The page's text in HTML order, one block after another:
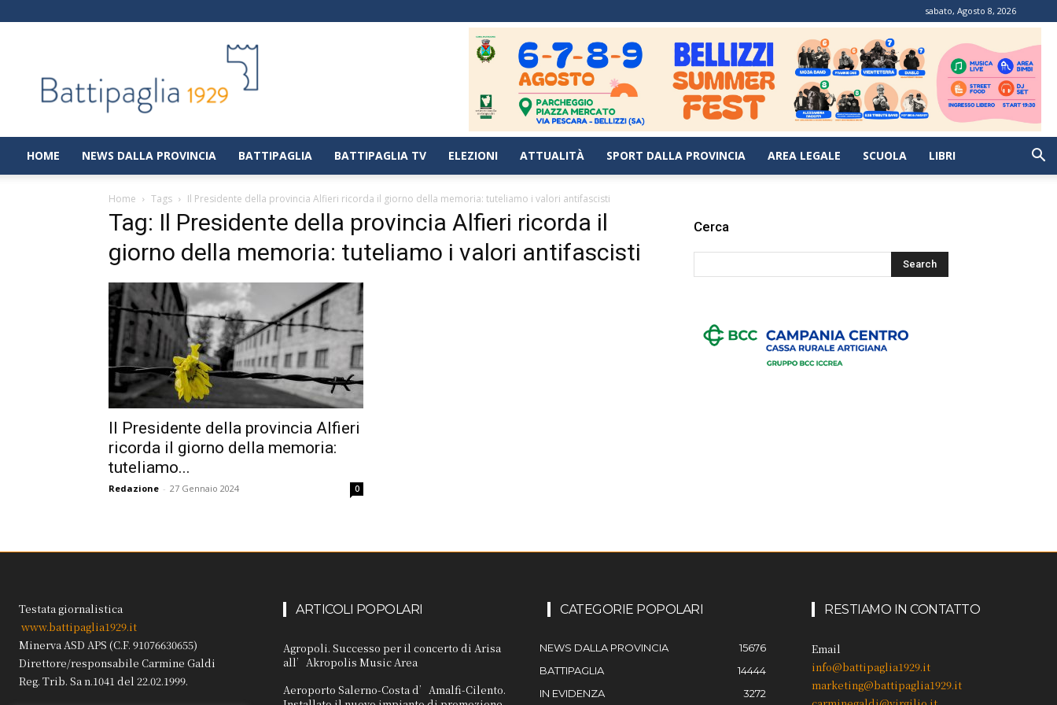
sabato, Agosto 8, 2026
|
Notizie
dalla
città
di
HOME NEWS DALLA PROVINCIA BATTIPAGLIA BATTIPAGLIA TV ELEZIONI ATTUALITÀ SPORT DALLA PROVINCIA AREA LEGALE SCUOLA LIBRI
Home Tags Il Presidente della provincia Alfieri ricorda il giorno della memoria: tuteliamo i valori antifascisti
Tag: Il Presidente della provincia Alfieri ricorda il
giorno della memoria: tuteliamo i valori antifascisti
Il Presidente della provincia Alfieri
ricorda il giorno della memoria:
tuteliamo...
Redazione - 27 Gennaio 2024 0
Cerca
Testata giornalistica
www.battipaglia1929.it
Minerva ASD APS (C.F. 91076630655)
Direttore/responsabile Carmine Galdi
Reg. Trib. Sa n.1041 del 22.02.1999.
ARTICOLI POPOLARI
Agropoli. Successo per il concerto di Arisa
all’Akropolis Music Area
Aeroporto Salerno-Costa d’Amalfi-Cilento.
CATEGORIE POPOLARI
NEWS DALLA PROVINCIA
15676
BATTIPAGLIA
14444
IN EVIDENZA
3272
RESTIAMO IN CONTATTO
Email
info@battipaglia1929.it
marketing@battipaglia1929.it